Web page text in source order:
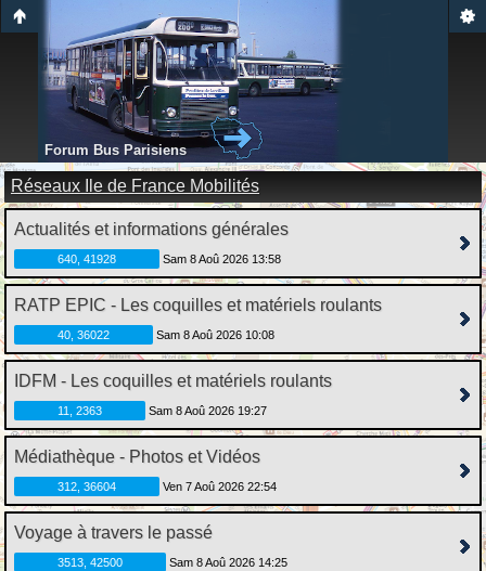
Forum Bus Parisiens
Réseaux Ile de France Mobilités
Actualités et informations générales
640, 41928 Sam 8 Aoû 2026 13:58
RATP EPIC - Les coquilles et matériels roulants
40, 36022 Sam 8 Aoû 2026 10:08
IDFM - Les coquilles et matériels roulants
11, 2363 Sam 8 Aoû 2026 19:27
Médiathèque - Photos et Vidéos
312, 36604 Ven 7 Aoû 2026 22:54
Voyage à travers le passé
3513, 42500 Sam 8 Aoû 2026 14:25